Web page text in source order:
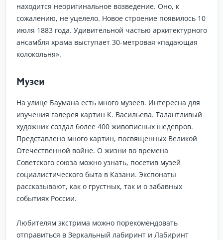
находится неоригинальное возведение. Оно, к
сожалению, не уцелело. Новое строение появилось 10
июля 1883 года. Удивительной частью архитектурного
ансамбля храма выступает 30-метровая «падающая
колокольня».
Музеи
На улице Баумана есть много музеев. Интересна для
изучения галерея картин К. Васильева. Талантливый
художник создал более 400 живописных шедевров.
Представлено много картин, посвященных Великой
Отечественной войне. О жизни во времена
Советского союза можно узнать, посетив музей
социалистического быта в Казани. Экспонаты
рассказывают, как о грустных, так и о забавных
событиях России.
Любителям экстрима можно порекомендовать
отправиться в Зеркальный лабиринт и Лабиринт